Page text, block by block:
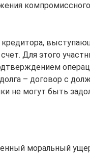
кредитора,
Для этого
– договор с
не могут быть
моральный